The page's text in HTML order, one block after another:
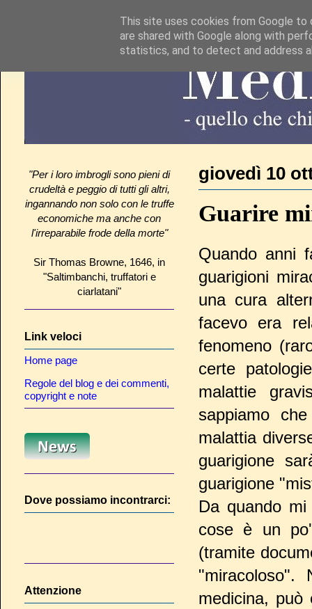
giovedì 10
Guarire
Quando anni
guarigioni
una cura
facevo era
fenomeno
certe
malattie
sappiamo
malattia
guarigione
guarigione
Da quando
cose è un
(tramite
"miracoloso".
medicina,
"Per i loro imbrogli sono pieni di
crudeltà e peggio di tutti gli altri,
ingannando non solo con le truffe
economiche ma anche con
l'irreparabile frode della morte"
Sir Thomas Browne, 1646, in
"Saltimbanchi, truffatori e
ciarlatani"
Link veloci
Home page
Regole del blog e dei commenti,
copyright e note
Dove possiamo incontrarci:
Attenzione
This site uses cookies from Google to
are shared with Google along with
statistics, and to detect and address